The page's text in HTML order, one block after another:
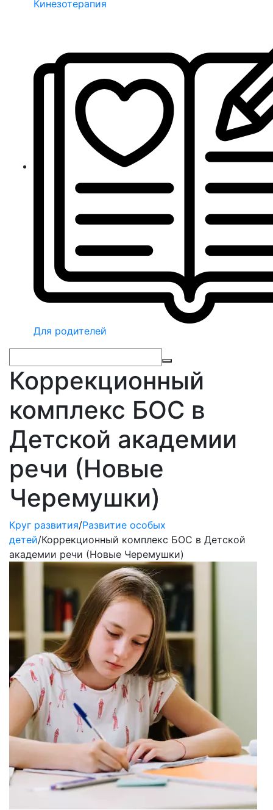
Кинезотерапия
Для родителей
Коррекционный
комплекс БОС в
Детской академии
речи (Новые
Черемушки)
Круг развития/Развитие особых
детей/Коррекционный комплекс БОС в Детской
академии речи (Новые Черемушки)